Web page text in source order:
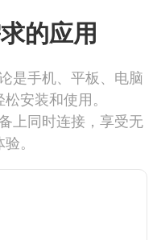
的应用
是手机、平板、电脑
安装和使用。
上同时连接，享受无
。